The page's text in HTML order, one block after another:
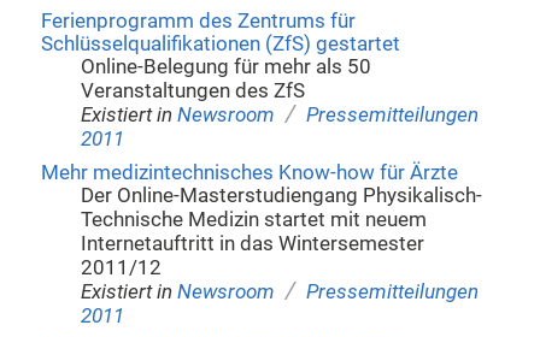
Ferienprogramm des Zentrums für
Schlüsselqualifikationen (ZfS) gestartet
Online-Belegung für mehr als 50
Veranstaltungen des ZfS
Existiert in Newsroom / Pressemitteilungen
2011
Mehr medizintechnisches Know-how für Ärzte
Der Online-Masterstudiengang Physikalisch-
Technische Medizin startet mit neuem
Internetauftritt in das Wintersemester
2011/12
Existiert in Newsroom / Pressemitteilungen
2011